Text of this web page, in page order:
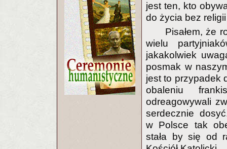
jest ten, kto
do życia bez
Pisałem, że
wielu
jakakolwiek
posmak w
jest to przypadek
obaleniu
odreagowywali
serdecznie
w Polsce tak
stała by się od